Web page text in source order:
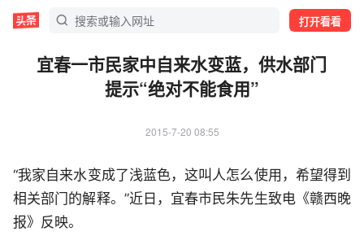
打开看看
宜春一市民家中自来水变蓝，供水部门
提示“绝对不能食用”
2015-7-20 08:55
“我家自来水变成了浅蓝色，这叫人怎么使用，希望得到
相关部门的解释。”近日，宜春市民朱先生致电《赣西晚
报》反映。